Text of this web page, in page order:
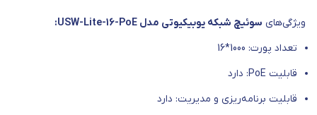
ویژگی‌های سوئیچ شبکه یوبیکیوتی مدل USW-Lite-16-PoE:
تعداد پورت: 1000*16
قابلیت PoE: دارد
قابلیت برنامه‌ریزی و مدیریت: دارد